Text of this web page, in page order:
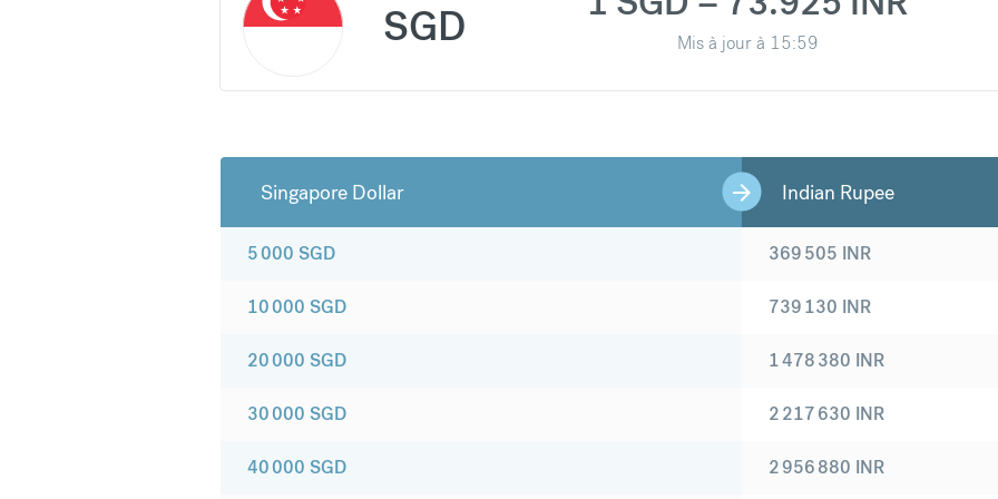
SGD Mis à jour à 15:59
Singapore Dollar Indian Rupee
5 000 SGD
10 000 SGD
20 000 SGD
30 000 SGD
40 000 SGD
369 505 INR
739 130 INR
1 478 380 INR
2 217 630 INR
2 956 880 INR